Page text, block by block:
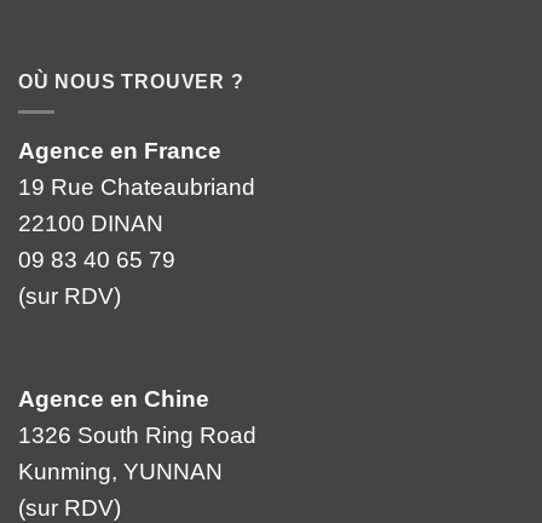
OÙ NOUS TROUVER ?
Agence en France
19 Rue Chateaubriand
22100 DINAN
09 83 40 65 79
(sur RDV)
Agence en Chine
1326 South Ring Road
Kunming, YUNNAN
(sur RDV)